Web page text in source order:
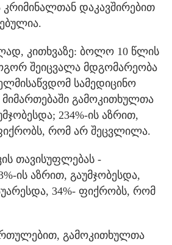
კრიმინალთან დაკავშირებით
კითხვაზე: ბოლო 10 წლის
შეიცვალა მდგომარეობა
სამედიცინო
მიმართებაში გამოკითხულთა
234%-ის აზრით,
რომ არ შეცვლილა.
თავისუფლებას -
ის აზრით, გაუმჯობესდა,
34%- ფიქრობს, რომ
გამოკითხულთა